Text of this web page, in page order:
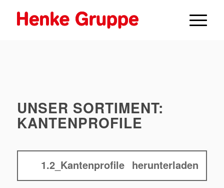
UNSER SORTIMENT:
KANTENPROFILE
1.2_Kantenprofile herunterladen